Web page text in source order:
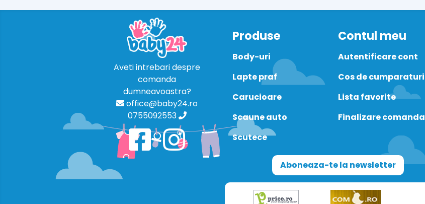
Aveti intrebari despre
comanda
dumneavoastra?
office@baby24.ro
0755092553
Produse
Body-uri
Lapte praf
Carucioare
Scaune auto
Scutece
Contul meu
Autentificare cont
Cos de cumparaturi
Lista favorite
Finalizare comanda
Aboneaza-te la newsletter